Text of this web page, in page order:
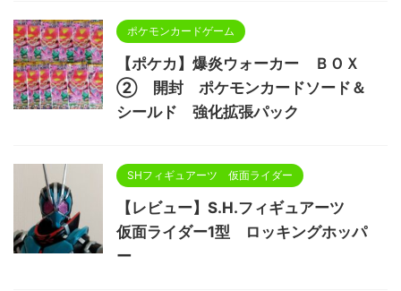
ポケモンカードゲーム
【ポケカ】爆炎ウォーカー ＢＯＸ
② 開封 ポケモンカードソード＆
シールド 強化拡張パック
SHフィギュアーツ 仮面ライダー
【レビュー】S.H.フィギュアーツ
仮面ライダー1型 ロッキングホッパ
ー